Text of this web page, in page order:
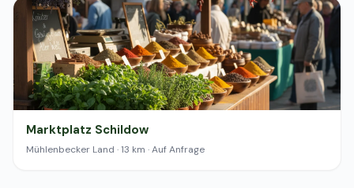
Marktplatz Schildow
Mühlenbecker Land · 13 km · Auf Anfrage